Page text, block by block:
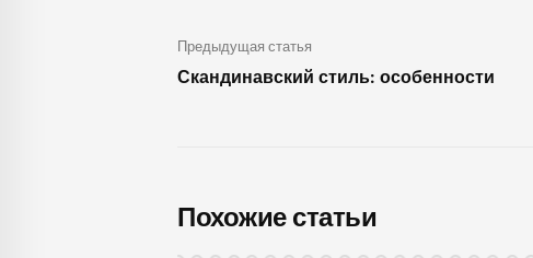
Предыдущая статья
Скандинавский стиль: особенности
Похожие статьи